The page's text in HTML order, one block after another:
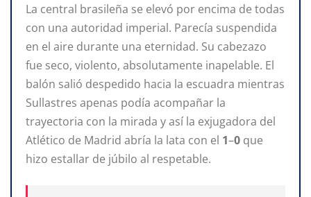
La central brasileña se elevó por encima de todas
con una autoridad imperial. Parecía suspendida
en el aire durante una eternidad. Su cabezazo
fue seco, violento, absolutamente inapelable. El
balón salió despedido hacia la escuadra mientras
Sullastres apenas podía acompañar la
trayectoria con la mirada y así la exjugadora del
Atlético de Madrid abría la lata con el 1–0 que
hizo estallar de júbilo al respetable.